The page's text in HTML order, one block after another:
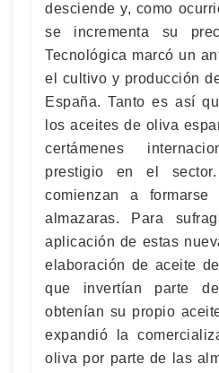
desciende y, como
se incrementa su
Tecnológica marcó un
el cultivo y producción
España. Tanto es así
los aceites de oliva
certámenes
prestigio en el
comienzan a
almazaras. Para
aplicación de estas
elaboración de aceite
que invertían parte
obtenían su propio
expandió la
oliva por parte de las